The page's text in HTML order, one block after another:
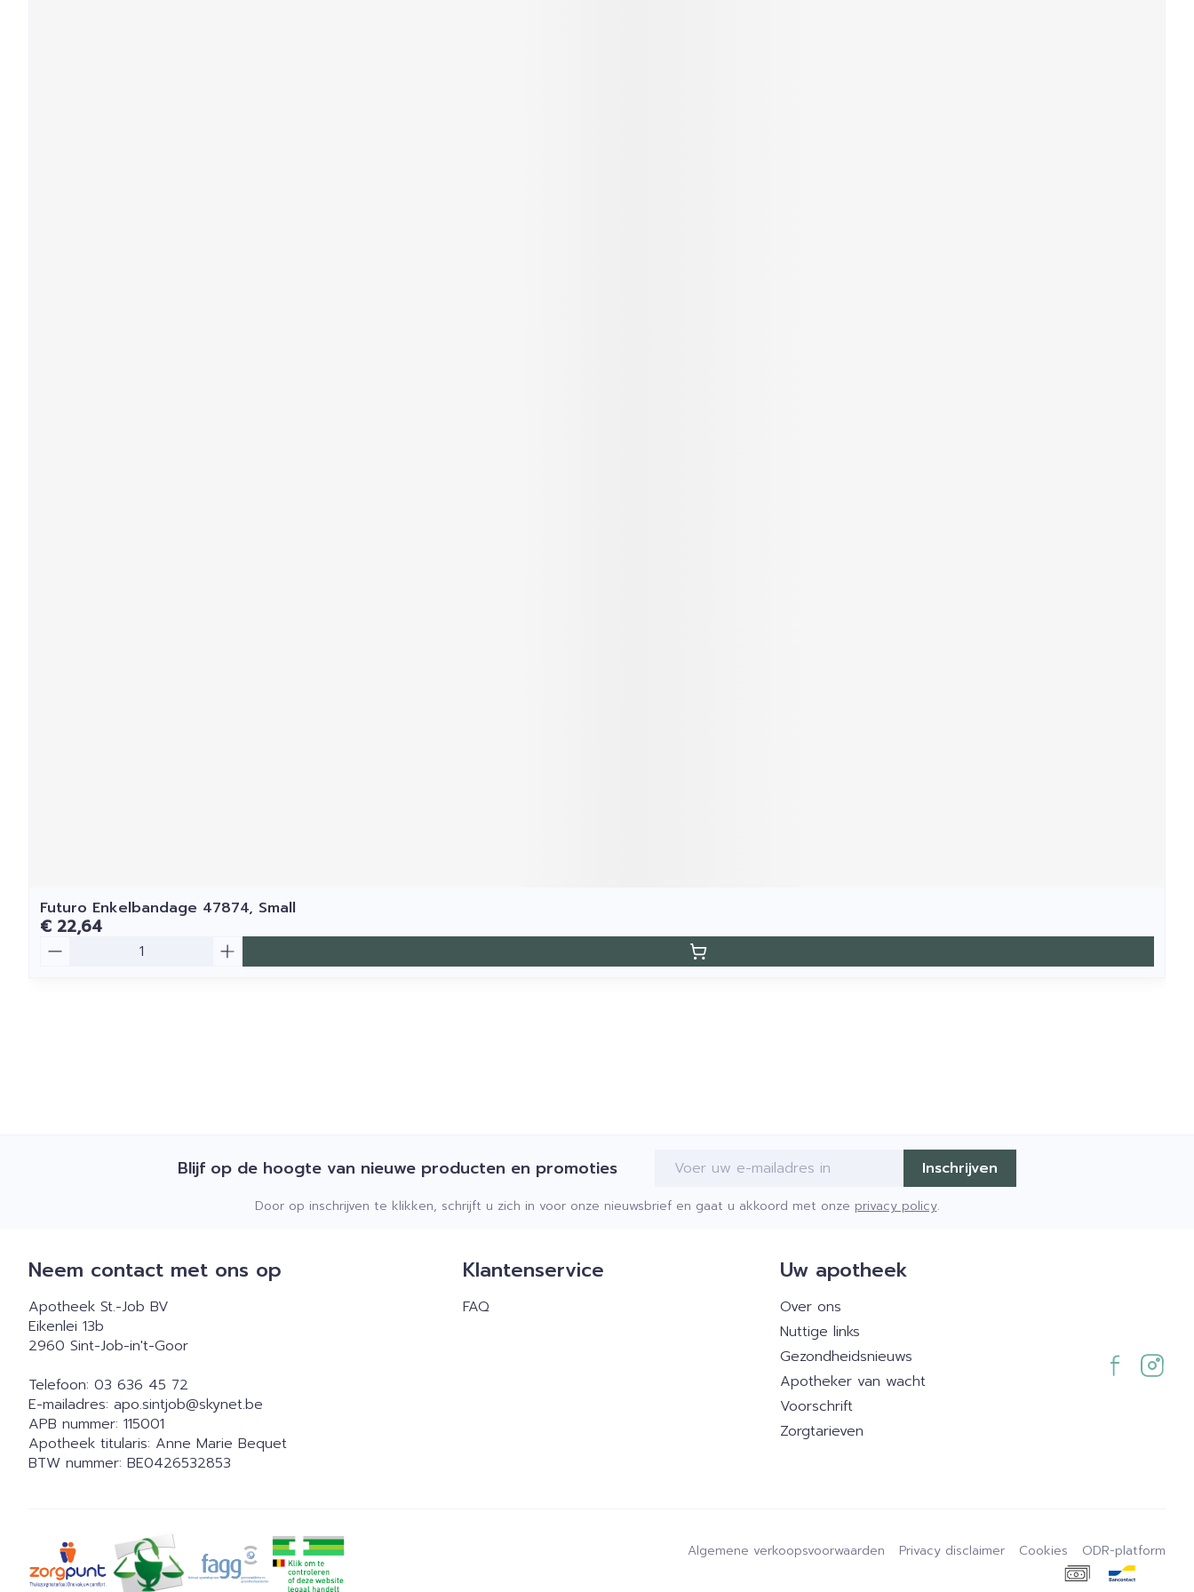
Futuro Enkelbandage 47874, Small
€ 22,64
Blijf op de hoogte van nieuwe producten en promoties E-mail adres Inschrijven
Door op inschrijven te klikken, schrijft u zich in voor onze nieuwsbrief en gaat u akkoord met onze privacy policy.
Neem contact met ons op
Apotheek St.-Job BV
Eikenlei 13b
2960 Sint-Job-in't-Goor
Telefoon: 03 636 45 72
E-mailadres: apo.sintjob@skynet.be
APB nummer: 115001
Apotheek titularis: Anne Marie Bequet
BTW nummer: BE0426532853
Klantenservice
FAQ
Uw apotheek
Over ons
Nuttige links
Gezondheidsnieuws
Apotheker van wacht
Voorschrift
Zorgtarieven
Algemene verkoopsvoorwaarden Privacy disclaimer Cookies ODR-platform